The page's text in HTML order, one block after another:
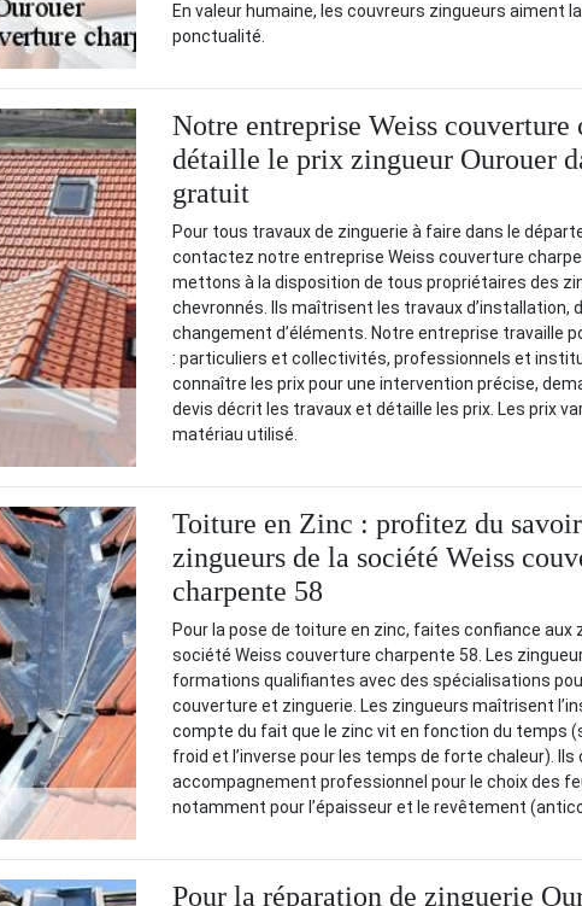
En valeur humaine, les couvreurs zingueurs aiment
ponctualité.
Notre entreprise Weiss couverture
détaille le prix zingueur Ourouer
gratuit
Pour tous travaux de zinguerie à faire dans le
contactez notre entreprise Weiss couverture
mettons à la disposition de tous propriétaires des
chevronnés. Ils maîtrisent les travaux d’installation,
changement d’éléments. Notre entreprise travaille
: particuliers et collectivités, professionnels et
connaître les prix pour une intervention précise,
devis décrit les travaux et détaille les prix. Les prix
matériau utilisé.
Toiture en Zinc : profitez du
zingueurs de la société Weiss
charpente 58
Pour la pose de toiture en zinc, faites confiance aux
société Weiss couverture charpente 58. Les
formations qualifiantes avec des spécialisations
couverture et zinguerie. Les zingueurs maîtrisent
compte du fait que le zinc vit en fonction du temps
froid et l’inverse pour les temps de forte chaleur).
accompagnement professionnel pour le choix des
notamment pour l’épaisseur et le revêtement
Pour la réparation de zinguerie